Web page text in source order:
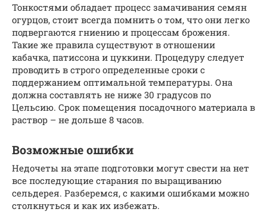
Тонкостями обладает процесс замачивания семян
огурцов, стоит всегда помнить о том, что они легко
подвергаются гниению и процессам брожения.
Такие же правила существуют в отношении
кабачка, патиссона и цуккини. Процедуру следует
проводить в строго определенные сроки с
поддержанием оптимальной температуры. Она
должна составлять не ниже 30 градусов по
Цельсию. Срок помещения посадочного материала в
раствор – не дольше 8 часов.
Возможные ошибки
Недочеты на этапе подготовки могут свести на нет
все последующие старания по выращиванию
сельдерея. Разберемся, с какими ошибками можно
столкнуться и как их избежать.